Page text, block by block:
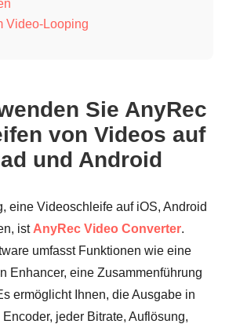
Video-Looping
Sie AnyRec
von Videos auf
und Android
eine Videoschleife auf iOS, Android
ist AnyRec Video Converter.
umfasst Funktionen wie eine
Enhancer, eine Zusammenführung
ermöglicht Ihnen, die Ausgabe in
jeder Bitrate, Auflösung,